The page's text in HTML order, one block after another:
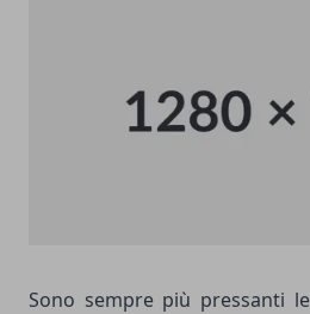
Sono sempre più pressanti